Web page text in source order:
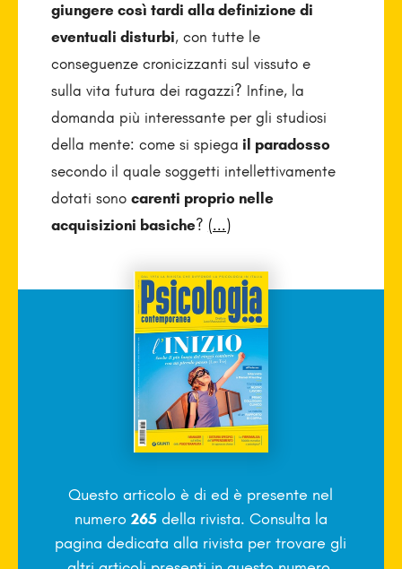
giungere così tardi alla definizione di
eventuali disturbi, con tutte le
conseguenze cronicizzanti sul vissuto e
sulla vita futura dei ragazzi? Infine, la
domanda più interessante per gli studiosi
della mente: come si spiega il paradosso
secondo il quale soggetti intellettivamente
dotati sono carenti proprio nelle
acquisizioni basiche? (...)
Questo articolo è died è presente nel
numero 265della rivista. Consulta la
pagina dedicata alla rivista per trovare gli